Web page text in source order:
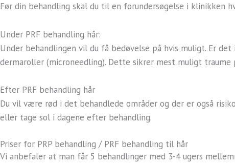
Før din behandling skal du til en forundersøgelse i klinikken
Under PRF behandling hår:
Under behandlingen vil du få bedøvelse på hvis muligt. Er
dermaroller (microneedling). Dette sikrer mest muligt
Efter PRF behandling hår
Du vil være rød i det behandlede områder og der er også
eller tage sol i dagene efter behandling.
Priser for PRP behandling / PRF behandling til hår
Vi anbefaler at man får 5 behandlinger med 3-4 ugers